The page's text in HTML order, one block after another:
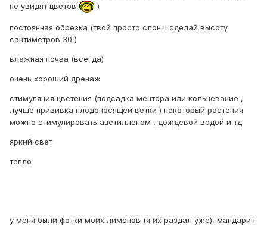
не увидят цветов
)
постоянная обрезка (твой просто слон !! сделай высоту
сантиметров 30 )
влажная почва (всегда)
очень хороший дренаж
стимуляция цветения (подсадка ментора или кольцевание ,
лучше прививка плодоносящей ветки ) некоторый растения
можно стимулировать ацетилленом , дождевой водой и тд
яркий свет
тепло
у меня были фотки моих лимонов (я их раздал уже), мандарин